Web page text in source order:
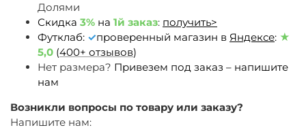
Долями
Скидка 3% на 1й заказ: получить>
Футклаб: ✓проверенный магазин в Яндексе: ★
5,0 (400+ отзывов)
Нет размера? Привезем под заказ – напишите
нам
Возникли вопросы по товару или заказу?
Напишите нам: